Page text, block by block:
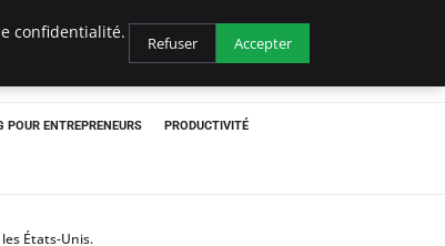
POUR ENTREPRENEURS PRODUCTIVITÉ
États-Unis.
confidentialité.
Refuser Accepter